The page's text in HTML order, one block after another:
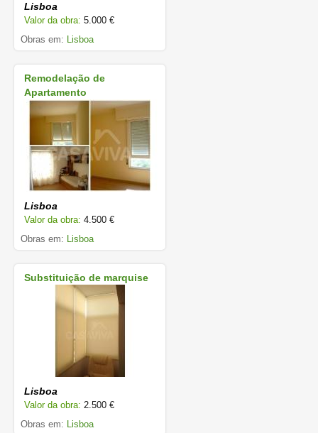
Lisboa
Valor da obra: 5.000 €
Obras em: Lisboa
Remodelação de
Apartamento
Lisboa
Valor da obra: 4.500 €
Obras em: Lisboa
Substituição de marquise
Lisboa
Valor da obra: 2.500 €
Obras em: Lisboa